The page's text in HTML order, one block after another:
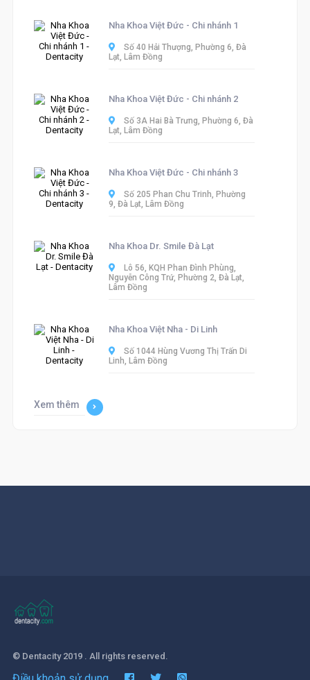
Nha Khoa Việt Đức - Chi nhánh 1
Số 40 Hải Thượng, Phường 6, Đà
Lạt, Lâm Đồng
Nha Khoa Việt Đức - Chi nhánh 2
Số 3A Hai Bà Trưng, Phường 6, Đà
Lạt, Lâm Đồng
Nha Khoa Việt Đức - Chi nhánh 3
Số 205 Phan Chu Trinh, Phường
9, Đà Lạt, Lâm Đồng
Nha Khoa Dr. Smile Đà Lạt
Lô 56, KQH Phan Đình Phùng,
Nguyễn Công Trứ, Phường 2, Đà Lạt,
Lâm Đồng
Nha Khoa Việt Nha - Di Linh
Số 1044 Hùng Vương Thị Trấn Di
Linh, Lâm Đồng
Xem thêm
© Dentacity 2019 . All rights reserved.